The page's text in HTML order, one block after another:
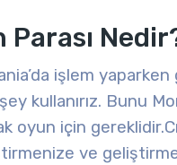
işlem
kullanırız. Bunu
oyun için gereklidir.
ve